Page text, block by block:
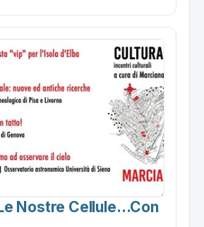
Nostre Cellule…con